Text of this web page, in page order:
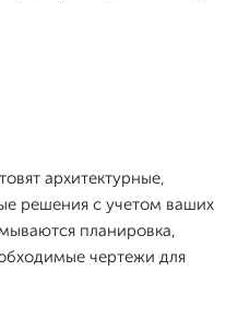
архитектурные,
решения с учетом ваших
планировка,
чертежи для